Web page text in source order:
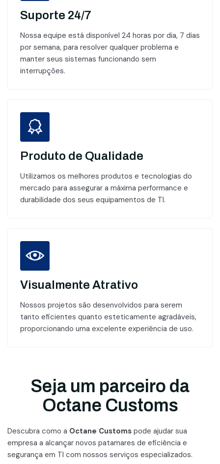
Suporte 24/7
Nossa equipe está disponível 24 horas por dia, 7 dias
por semana, para resolver qualquer problema e
manter seus sistemas funcionando sem
interrupções.
Produto de Qualidade
Utilizamos os melhores produtos e tecnologias do
mercado para assegurar a máxima performance e
durabilidade dos seus equipamentos de TI.
Visualmente Atrativo
Nossos projetos são desenvolvidos para serem
tanto eficientes quanto esteticamente agradáveis,
proporcionando uma excelente experiência de uso.
Seja um parceiro da
Octane Customs
Descubra como a Octane Customs pode ajudar sua
empresa a alcançar novos patamares de eficiência e
segurança em TI com nossos serviços especializados.